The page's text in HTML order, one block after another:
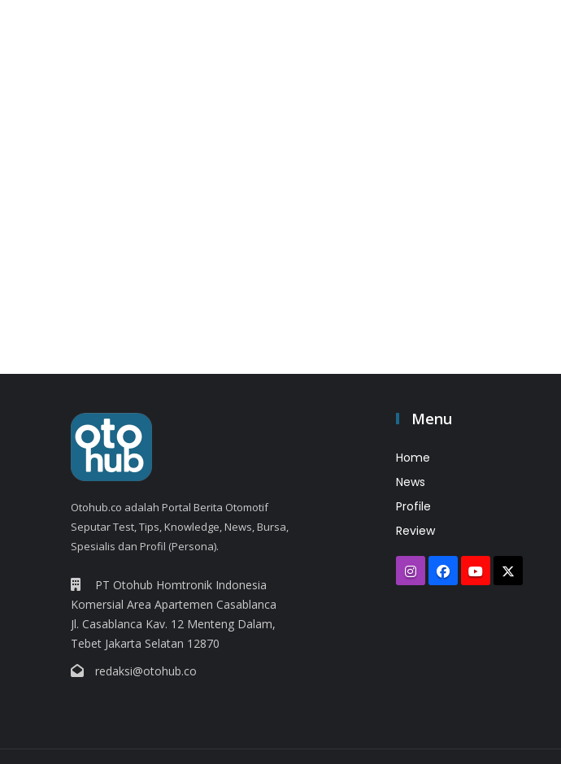
Otohub.co adalah Portal Berita Otomotif
Seputar Test, Tips, Knowledge, News, Bursa,
Spesialis dan Profil (Persona).
PT Otohub Homtronik Indonesia
Komersial Area Apartemen Casablanca
Jl. Casablanca Kav. 12 Menteng Dalam,
Tebet Jakarta Selatan 12870
redaksi@otohub.co
Menu
Home
News
Profile
Review